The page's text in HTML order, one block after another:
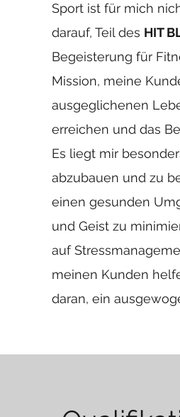
Sport ist für mich
darauf, Teil des HIT
Begeisterung für
Mission, meine
ausgeglichenen
erreichen und das
Es liegt mir
abzubauen und zu
einen gesunden
und Geist zu
auf
meinen Kunden
daran, ein